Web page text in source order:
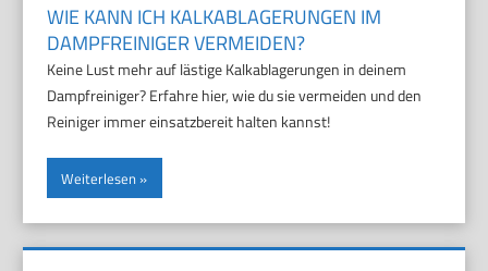
WIE KANN ICH KALKABLAGERUNGEN IM
DAMPFREINIGER VERMEIDEN?
Keine Lust mehr auf lästige Kalkablagerungen in deinem
Dampfreiniger? Erfahre hier, wie du sie vermeiden und den
Reiniger immer einsatzbereit halten kannst!
Weiterlesen